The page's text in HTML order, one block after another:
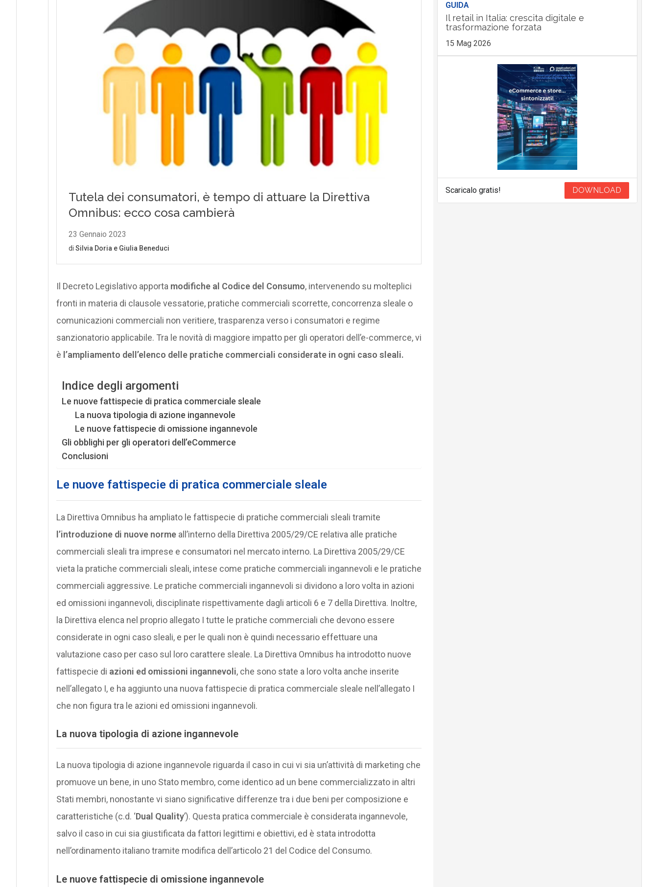
Il Decreto Legislativo apporta modifiche al Codice del Consumo, intervenendo su molteplici
fronti in materia di clausole vessatorie, pratiche commerciali scorrette, concorrenza sleale o
comunicazioni commerciali non veritiere, trasparenza verso i consumatori e regime
sanzionatorio applicabile. Tra le novità di maggiore impatto per gli operatori dell’e-commerce, vi
è l’ampliamento dell’elenco delle pratiche commerciali considerate in ogni caso sleali.
Indice degli argomenti
Le nuove fattispecie di pratica commerciale sleale
La nuova tipologia di azione ingannevole
Le nuove fattispecie di omissione ingannevole
Gli obblighi per gli operatori dell’eCommerce
Conclusioni
Le nuove fattispecie di pratica commerciale sleale
La Direttiva Omnibus ha ampliato le fattispecie di pratiche commerciali sleali tramite
l’introduzione di nuove normeall’interno della Direttiva 2005/29/CE relativa alle pratiche
commerciali sleali tra imprese e consumatori nel mercato interno. La Direttiva 2005/29/CE
vieta la pratiche commerciali sleali, intese come pratiche commerciali ingannevoli e le pratiche
commerciali aggressive. Le pratiche commerciali ingannevoli si dividono a loro volta in azioni
ed omissioni ingannevoli, disciplinate rispettivamente dagli articoli 6 e 7 della Direttiva. Inoltre,
la Direttiva elenca nel proprio allegato I tutte le pratiche commerciali che devono essere
considerate in ogni caso sleali, e per le quali non è quindi necessario effettuare una
valutazione caso per caso sul loro carattere sleale. La Direttiva Omnibus ha introdotto nuove
fattispecie di azioni ed omissioni ingannevoli, che sono state a loro volta anche inserite
nell’allegato I, e ha aggiunto una nuova fattispecie di pratica commerciale sleale nell’allegato I
che non figura tra le azioni ed omissioni ingannevoli.
La nuova tipologia di azione ingannevole
La nuova tipologia di azione ingannevole riguarda il caso in cui vi sia un’attività di marketing che
promuove un bene, in uno Stato membro, come identico ad un bene commercializzato in altri
Stati membri, nonostante vi siano significative differenze tra i due beni per composizione e
caratteristiche (c.d. ‘Dual Quality’). Questa pratica commerciale è considerata ingannevole,
salvo il caso in cui sia giustificata da fattori legittimi e obiettivi, ed è stata introdotta
nell’ordinamento italiano tramite modifica dell’articolo 21 del Codice del Consumo.
Le nuove fattispecie di omissione ingannevole
GUIDA
Il retail in Italia: crescita digitale e
trasformazione forzata
15 Mag 2026
Scaricalo gratis! DOWNLOAD